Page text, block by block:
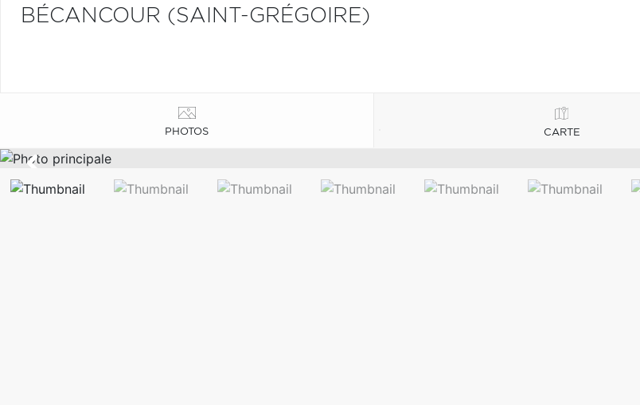
BÉCANCOUR (SAINT-GRÉGOIRE)
PHOTOS CARTE